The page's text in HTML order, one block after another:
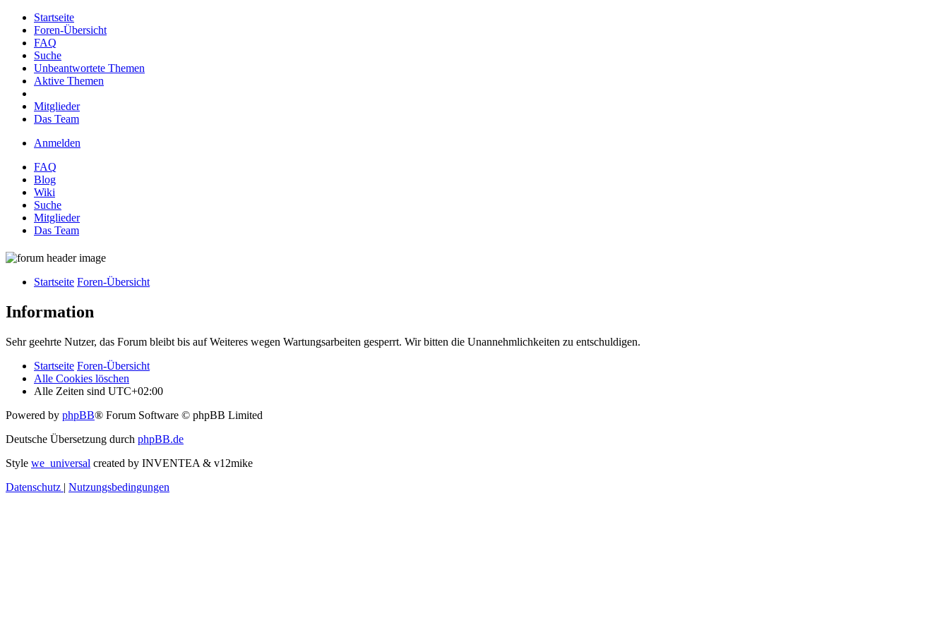
Startseite
Foren-Übersicht
FAQ
Suche
Unbeantwortete Themen
Aktive Themen
Mitglieder
Das Team
Anmelden
FAQ
Blog
Wiki
Suche
Mitglieder
Das Team
Startseite Foren-Übersicht
Information
Sehr geehrte Nutzer, das Forum bleibt bis auf Weiteres wegen Wartungsarbeiten gesperrt. Wir bitten die Unannehmlichkeiten zu entschuldigen.
Startseite Foren-Übersicht
Alle Cookies löschen
Alle Zeiten sind UTC+02:00
Powered by phpBB® Forum Software © phpBB Limited
Deutsche Übersetzung durch phpBB.de
Style we_universal created by INVENTEA & v12mike
Datenschutz | Nutzungsbedingungen